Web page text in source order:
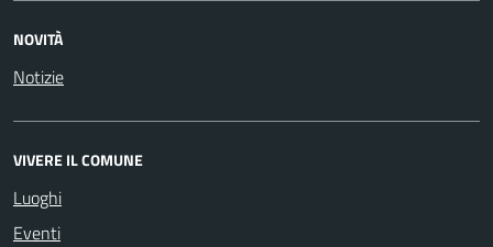
NOVITÀ
Notizie
VIVERE IL COMUNE
Luoghi
Eventi